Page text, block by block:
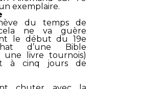
exemplaire.
du temps de
ne va guère
le début du 19e
d’une Bible
une livre tournois)
à cinq jours de